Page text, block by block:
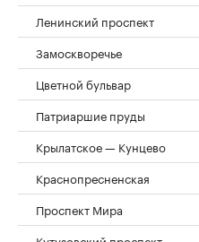
Ленинский проспект
Замоскворечье
Цветной бульвар
Патриаршие пруды
Крылатское — Кунцево
Краснопресненская
Проспект Мира